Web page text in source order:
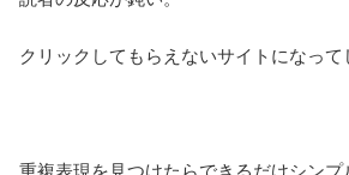
クリックしてもらえないサイトになって
重複表現を見つけたらできるだけシンプ